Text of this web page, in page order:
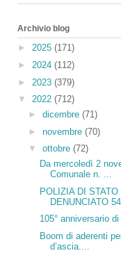
Archivio blog
► 2025 (171)
► 2024 (112)
► 2023 (379)
▼ 2022 (712)
►dicembre(71)
►novembre(70)
▼ottobre(72)
Da mercoledì 2
Comunale n. ...
POLIZIA DI
DENUNCIATO
105° anniversario
Boom di aderenti
d’ascia....